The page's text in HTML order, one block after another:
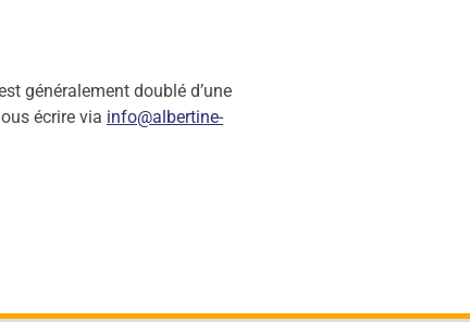
généralement doublé d’une
écrire via info@albertine-